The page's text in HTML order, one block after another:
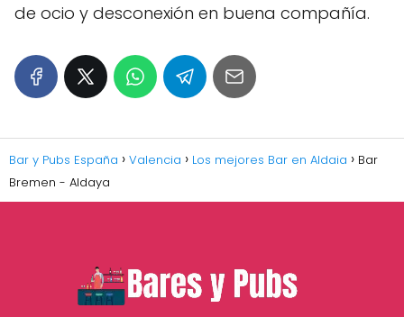
de ocio y desconexión en buena compañía.
Bar y Pubs España Valencia Los mejores Bar en Aldaia
Bar
Bremen - Aldaya